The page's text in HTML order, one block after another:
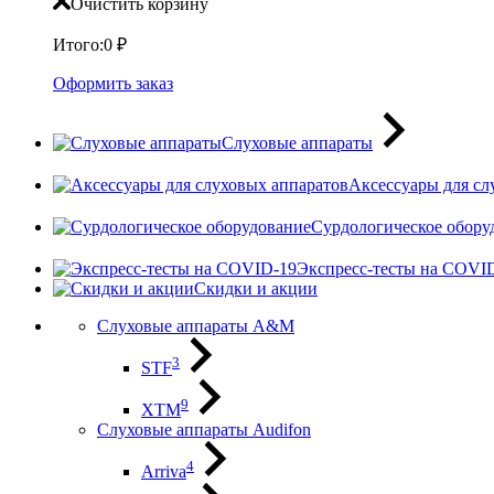
Очистить корзину
Итого:0 ₽
Оформить заказ
Слуховые аппараты
Аксессуары для
Сурдологическое
Экспресс-тесты на
Скидки и акции
Слуховые аппараты A&M
STF3
XTM9
Слуховые аппараты Audifon
Arriva4